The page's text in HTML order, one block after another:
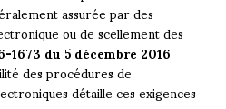
assurée par des
ou de scellement des
1673 du 5 décembre 2016
des procédures de
détaille ces exigences